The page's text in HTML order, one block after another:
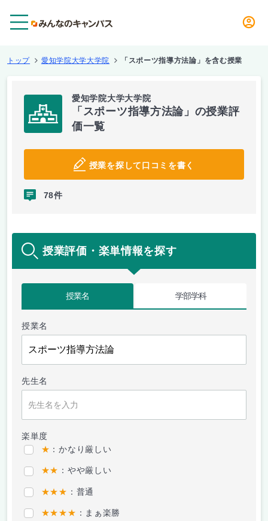
トップ 愛知学院大学大学院 「スポーツ指導方法論」を含む授業
愛知学院大学大学院
「スポーツ指導方法論」の授業評
価一覧
授業を探して口コミを書く
78件
授業評価・楽単情報を探す
授業名 学部学科
授業名
先生名
楽単度
★ ：かなり厳しい
★★ ：やや厳しい
★★★ ：普通
★★★★ ：まぁ楽勝